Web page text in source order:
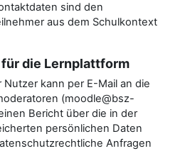
sind den
aus dem Schulkontext
die Lernplattform
kann per E-Mail an die
(moodle@bsz-
Bericht über die in der
persönlichen Daten
Anfragen